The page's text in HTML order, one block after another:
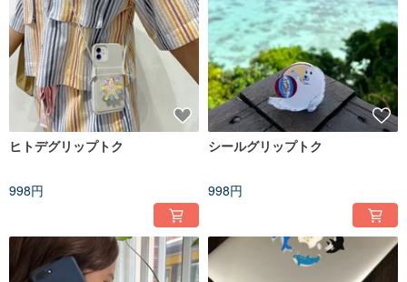
ヒトデグリップトク
998円
シールグリップトク
998円